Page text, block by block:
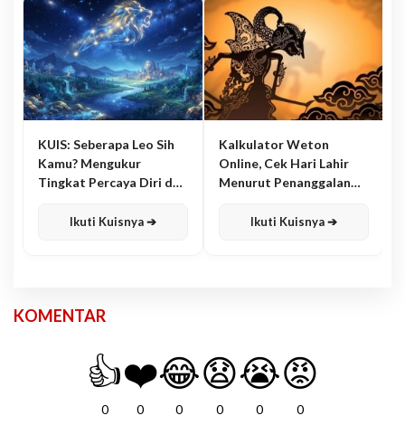
KUIS: Seberapa Leo Sih
Kamu? Mengukur
Tingkat Percaya Diri dan
Ikuti Kuisnya ➔
Kalkulator Weton
Online, Cek Hari Lahir
Menurut Penanggalan
Ikuti Kuisnya ➔
KOMENTAR
👍
0
❤️
0
😂
0
😧
0
😭
0
😡
0